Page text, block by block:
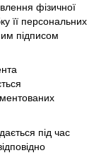
фізичної
її персональних
підписом
під час